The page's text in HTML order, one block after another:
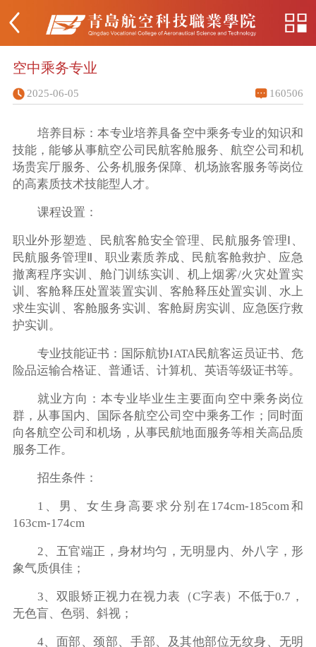
空中乘务专业
2025-06-05 160506
培养目标：本专业培养具备空中乘务专业的知识和
技能，能够从事航空公司民航客舱服务、航空公司和机
场贵宾厅服务、公务机服务保障、机场旅客服务等岗位
的高素质技术技能型人才。
课程设置：
职业外形塑造、民航客舱安全管理、民航服务管理Ⅰ、
民航服务管理Ⅱ、职业素质养成、民航客舱救护、应急
撤离程序实训、舱门训练实训、机上烟雾/火灾处置实
训、客舱释压处置装置实训、客舱释压处置实训、水上
求生实训、客舱服务实训、客舱厨房实训、应急医疗救
护实训。
专业技能证书：国际航协IATA民航客运员证书、危
险品运输合格证、普通话、计算机、英语等级证书等。
就业方向：本专业毕业生主要面向空中乘务岗位
群，从事国内、国际各航空公司空中乘务工作；同时面
向各航空公司和机场，从事民航地面服务等相关高品质
服务工作。
招生条件：
1、男、女生身高要求分别在174cm-185com和
163cm-174cm
2、五官端正，身材均匀，无明显内、外八字，形
象气质俱佳；
3、双眼矫正视力在视力表（C字表）不低于0.7，
无色盲、色弱、斜视；
4、面部、颈部、手部、及其他部位无纹身、无明